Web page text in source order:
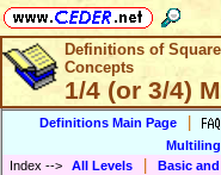
Definitions of
Concepts
1/4 (or 3/4)
Definitions Main Page
Index --> All Levels Basic